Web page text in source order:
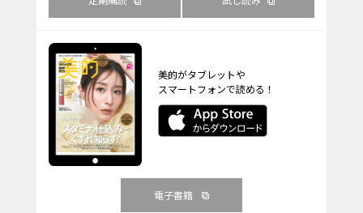
美的がタブレットや
スマートフォンで読める！
電子書籍